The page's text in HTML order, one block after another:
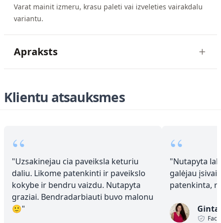
Varat mainit izmeru, krasu paleti vai izveleties vairakdalu
variantu.
Apraksts
Klientu atsauksmes
“
"Uzsakinejau cia paveiksla keturiu
daliu. Likome patenkinti ir paveikslo
kokybe ir bendru vaizdu. Nutapyta
graziai. Bendradarbiauti buvo malonu
🙂"
“
"Nutapyta
galėjau
patenkinta,